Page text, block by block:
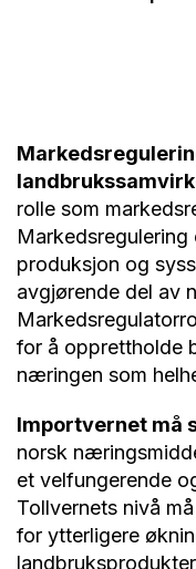
rolle som
produksjon og
avgjørende del av
for å opprettholde
næringen som
Importvernet må
norsk
et velfungerende
Tollvernets nivå
for ytterligere